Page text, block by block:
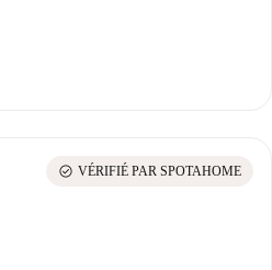
check_circle VÉRIFIÉ PAR SPOTAHOME